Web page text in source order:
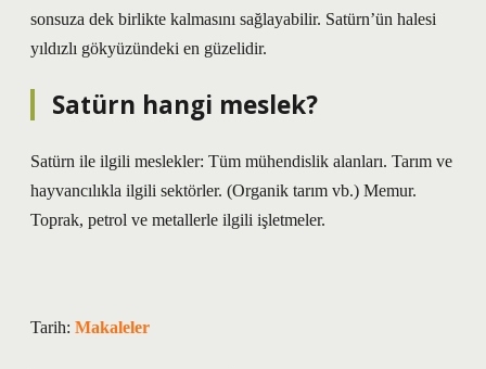
sonsuza dek birlikte kalmasını sağlayabilir. Satürn’ün halesi
yıldızlı gökyüzündeki en güzelidir.
Satürn hangi meslek?
Satürn ile ilgili meslekler: Tüm mühendislik alanları. Tarım ve
hayvancılıkla ilgili sektörler. (Organik tarım vb.) Memur.
Toprak, petrol ve metallerle ilgili işletmeler.
Tarih: Makaleler